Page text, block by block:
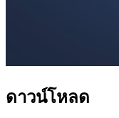
ดาวน์โหลด